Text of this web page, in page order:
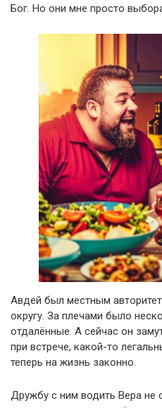
Бог. Но они мне просто
Авдей был местным
округу. За плечами было
отдалённые. А сейчас он
при встрече, какой-то
теперь на жизнь законно.
Дружбу с ним водить Вера не